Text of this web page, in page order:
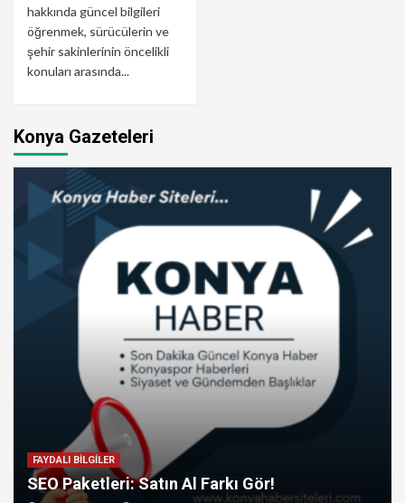
hakkında güncel bilgileri
öğrenmek, sürücülerin ve
şehir sakinlerinin öncelikli
konuları arasında...
Konya Gazeteleri
FAYDALI BİLGİLER
SEO Paketleri: Satın Al Farkı Gör!